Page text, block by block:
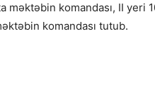
komandası, II yeri
komandası tutub.